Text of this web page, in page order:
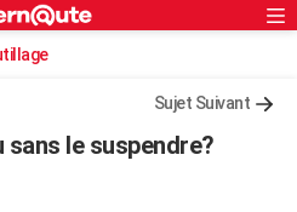
Sujet Suivant
le suspendre?